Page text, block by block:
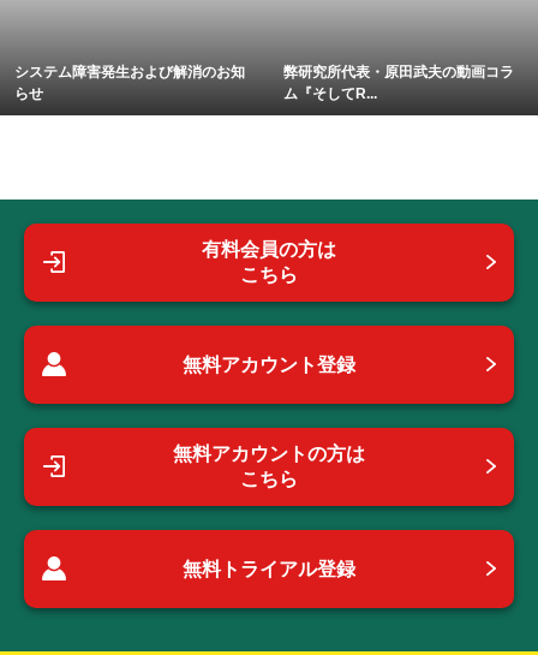
システム障害発生および解消のお知
らせ
弊研究所代表・原田武夫の動画コラ
ム『そしてR...
有料会員の方は
こちら
無料アカウント登録
無料アカウントの方は
こちら
無料トライアル登録